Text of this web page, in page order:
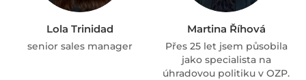
Lola Trinidad
senior sales manager
Martina Říhová
Přes 25 let jsem působila
jako specialista na
úhradovou politiku v OZP.